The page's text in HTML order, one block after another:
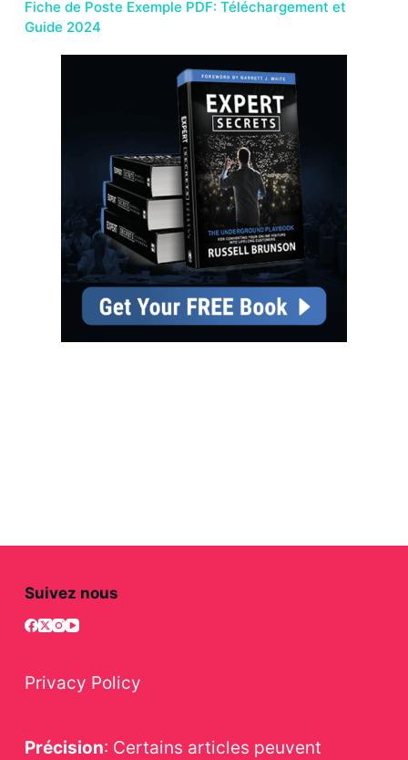
Fiche de Poste Exemple PDF: Téléchargement et
Guide 2024
Suivez nous
Privacy Policy
Précision: Certains articles peuvent